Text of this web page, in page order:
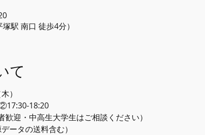
駅 南口 徒歩4分）
て
）
18:20
迎・中高生大学生はご相談ください）
ータの送料含む）